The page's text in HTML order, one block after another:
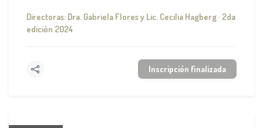
Directoras: Dra. Gabriela Flores y Lic. Cecilia Hagberg · 2da
edición 2024
Inscripción finalizada